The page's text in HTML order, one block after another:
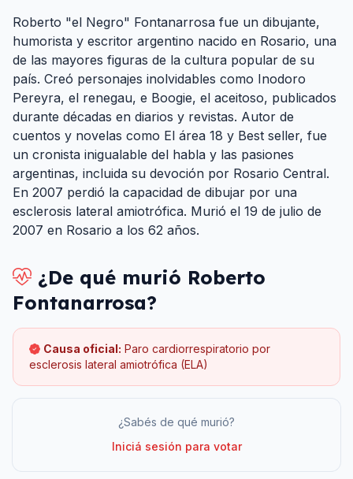
Roberto "el Negro" Fontanarrosa fue un dibujante,
humorista y escritor argentino nacido en Rosario, una
de las mayores figuras de la cultura popular de su
país. Creó personajes inolvidables como Inodoro
Pereyra, el renegau, e Boogie, el aceitoso, publicados
durante décadas en diarios y revistas. Autor de
cuentos y novelas como El área 18 y Best seller, fue
un cronista inigualable del habla y las pasiones
argentinas, incluida su devoción por Rosario Central.
En 2007 perdió la capacidad de dibujar por una
esclerosis lateral amiotrófica. Murió el 19 de julio de
2007 en Rosario a los 62 años.
¿De qué murió Roberto
Fontanarrosa?
Causa oficial: Paro cardiorrespiratorio por
esclerosis lateral amiotrófica (ELA)
¿Sabés de qué murió?
Iniciá sesión para votar